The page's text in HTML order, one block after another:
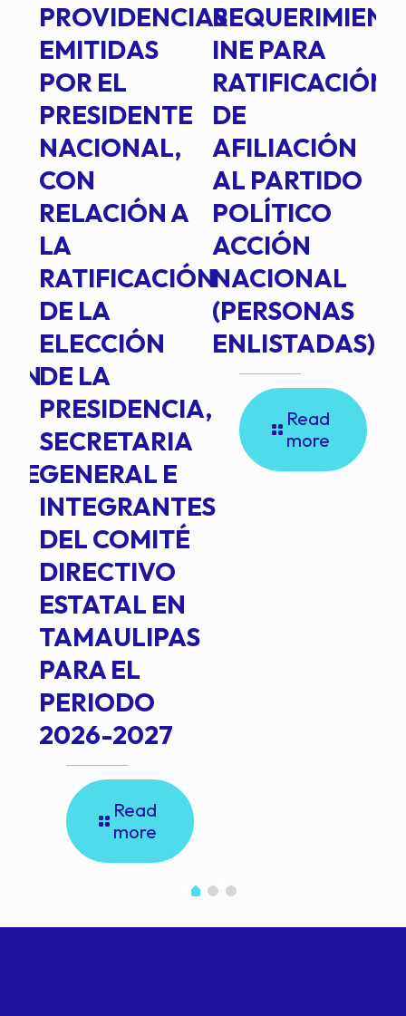
PROVIDENCIAS
EMITIDAS
POR EL
PRESIDENTE
NACIONAL,
CON
RELACIÓN A
LA
RATIFICACIÓN
DE LA
ELECCIÓN
DE LA
PRESIDENCIA,
SECRETARIA
GENERAL E
INTEGRANTES
DEL COMITÉ
DIRECTIVO
ESTATAL EN
TAMAULIPAS
PARA EL
PERIODO
2026-2027
Read
more
INE PARA
RATIFICACIÓN
DE
AFILIACIÓN
AL PARTIDO
POLÍTICO
ACCIÓN
NACIONAL
(PERSONAS
ENLISTADAS)
Read
more